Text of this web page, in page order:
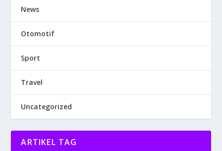
News
Otomotif
Sport
Travel
Uncategorized
ARTIKEL TAG